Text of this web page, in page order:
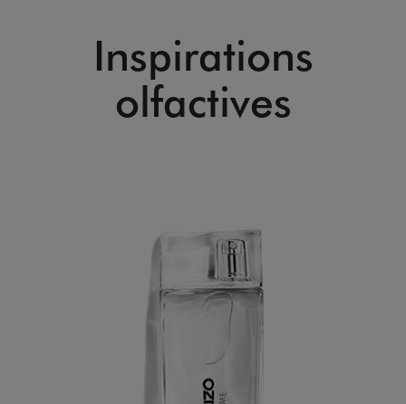
Inspirations
olfactives